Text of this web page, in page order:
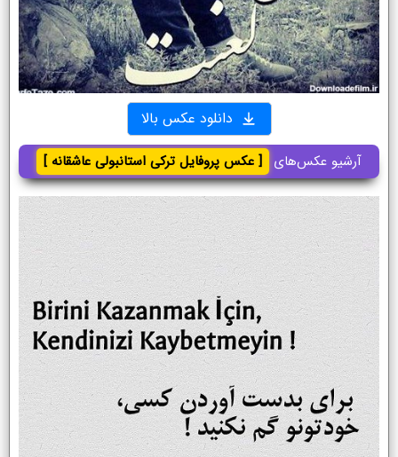
دانلود عکس بالا
آرشیو عکس‌های [ عکس پروفایل ترکی استانبولی عاشقانه ]